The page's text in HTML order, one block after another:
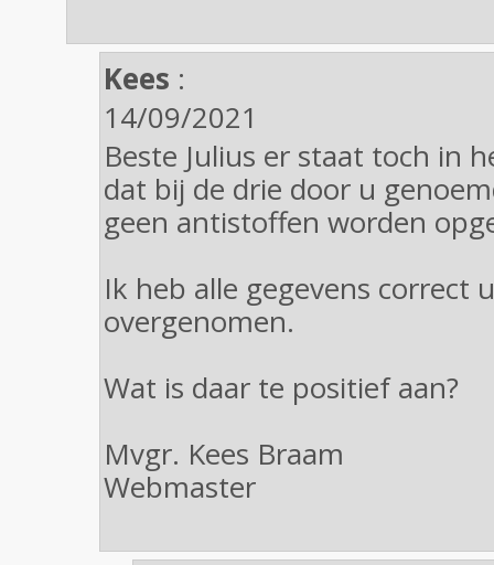
Kees :
14/09/2021
Beste Julius er staat toch in
dat bij de drie door u
geen antistoffen worden
Ik heb alle gegevens correct
overgenomen.
Wat is daar te positief aan?
Mvgr. Kees Braam
Webmaster